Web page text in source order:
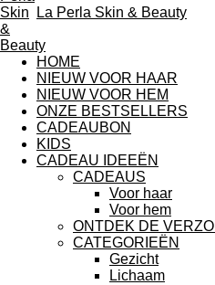
La Perla Skin & Beauty
HOME
NIEUW VOOR HAAR
NIEUW VOOR HEM
ONZE BESTSELLERS
CADEAUBON
KIDS
CADEAU IDEEËN
CADEAUS
Voor haar
Voor hem
ONTDEK DE
CATEGORIEËN
Gezicht
Lichaam